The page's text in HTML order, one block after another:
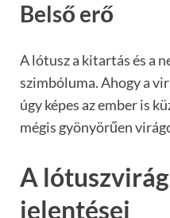
Belső erő
A lótusz a kitartás és a
szimbóluma. Ahogy a
úgy képes az ember is
mégis gyönyörűen
A
jelentései